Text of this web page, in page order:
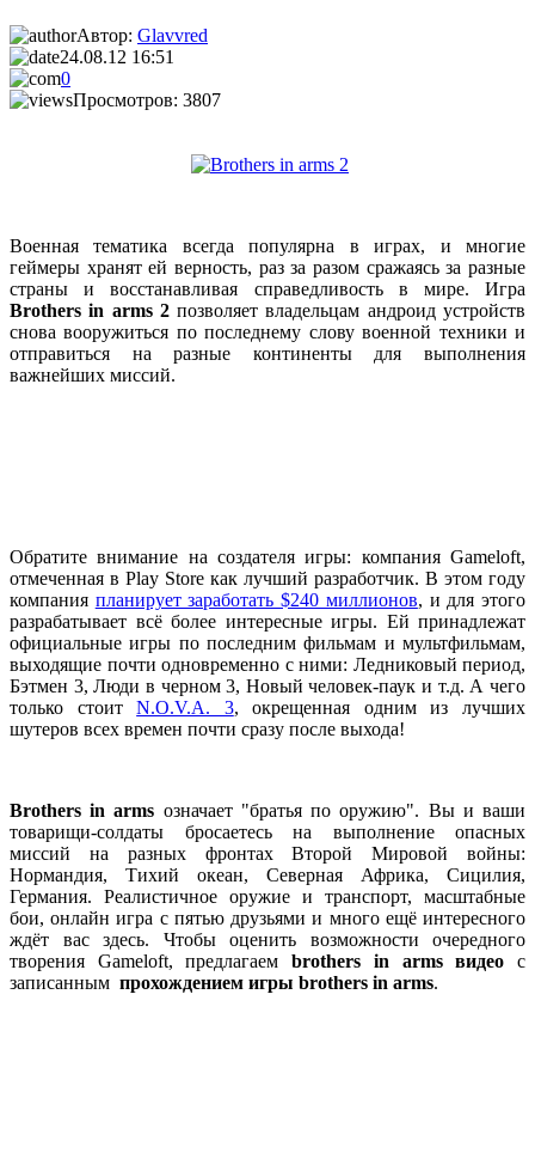
Автор: Glavvred
24.08.12 16:51
0
Просмотров: 3807
Военная тематика всегда популярна в играх, и многие
геймеры хранят ей верность, раз за разом сражаясь за разные
страны и восстанавливая справедливость в мире. Игра
Вrothers in arms 2позволяет владельцам андроид устройств
снова вооружиться по последнему слову военной техники и
отправиться на разные континенты для выполнения
важнейших миссий.
Обратите внимание на создателя игры: компания Gameloft,
отмеченная в Play Store как лучший разработчик. В этом году
компания планирует заработать $240 миллионов, и для этого
разрабатывает всё более интересные игры. Ей принадлежат
официальные игры по последним фильмам и мультфильмам,
выходящие почти одновременно с ними: Ледниковый период,
Бэтмен 3, Люди в черном 3, Новый человек-паук и т.д. А чего
только стоитN.O.V.A. 3, окрещенная одним из лучших
шутеров всех времен почти сразу после выхода!
Вrothers in arms означает "братья по оружию". Вы и ваши
товарищи-солдаты бросаетесь на выполнение опасных
миссий на разных фронтах Второй Мировой войны:
Нормандия, Тихий океан, Северная Африка, Сицилия,
Германия. Реалистичное оружие и транспорт, масштабные
бои, онлайн игра с пятью друзьями и много ещё интересного
ждёт вас здесь. Чтобы оценить возможности очередного
творения Gameloft, предлагаемbrothers in arms видео с
записанным прохождением игры brothers in arms.